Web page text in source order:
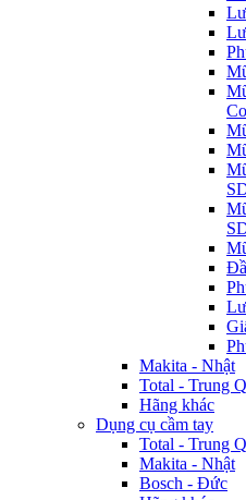
Co
Makita - Nhật
Total - Trung
Hãng khác
Dụng cụ cầm tay
Total - Trung
Makita - Nhật
Bosch - Đức